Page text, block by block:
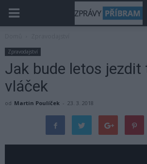
Zpravodajství
Jak bude letos
vláček
od Martin Poulíček - 23. 3. 2018